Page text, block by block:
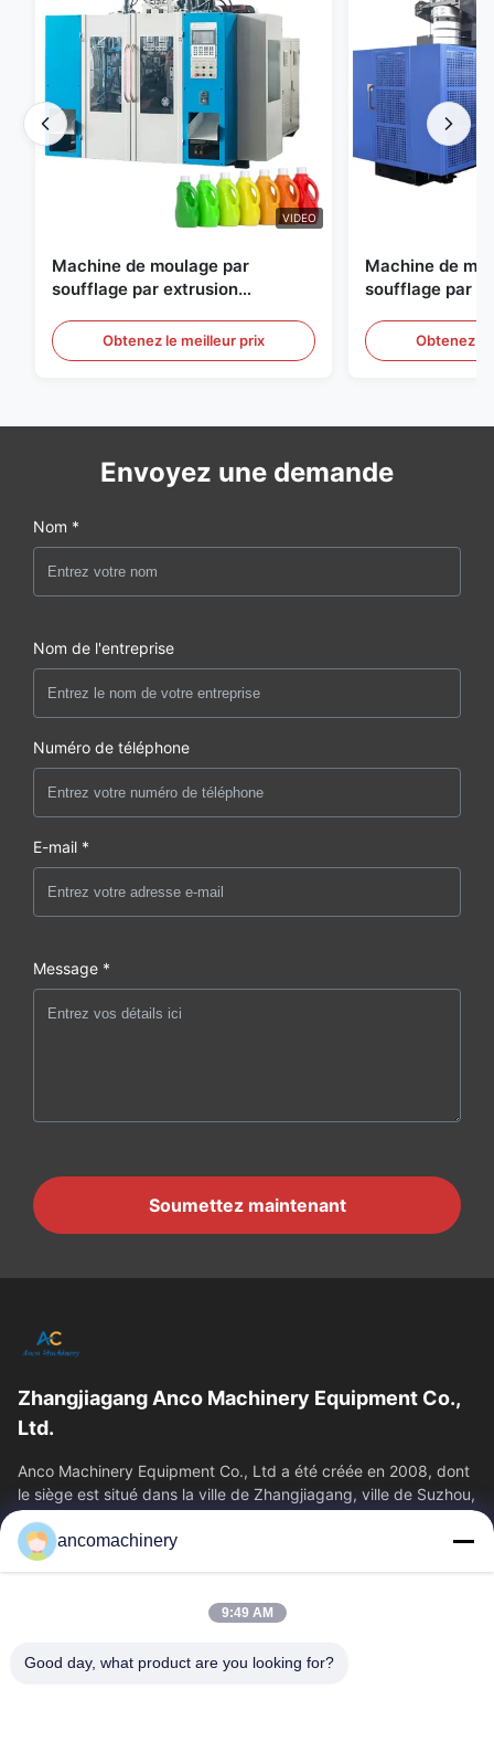
VIDEO
Machine de moulage par
soufflage par extrusion
Obtenez le meilleur prix
Machine de
soufflage par
moulage par
automatique
Obtenez
Envoyez une demande
Nom *
Nom de l'entreprise
Numéro de téléphone
E-mail *
Message *
Soumettez maintenant
Zhangjiagang Anco Machinery Equipment Co.,
Ltd.
Anco Machinery Equipment Co., Ltd a été créée en 2008, dont
le siège est situé dans la ville de Zhangjiagang, ville de Suzhou,
province du Jiangsu.
Liens Rapides
A Propos De Nous
Visite D'usine
Contrôle De La Qualité
ancomachinery
9:49 AM
Good day, what product are you looking for?